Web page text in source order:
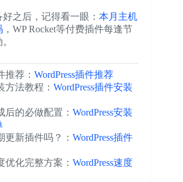
之后，记得看一眼： 本月主机
，WP Rocket等付费插件每逢节
推荐： WordPress插件推荐
方法教程： WordPress插件安装
后的必做配置： WordPress安装
更新插件吗？： WordPress插件
优化完整方案： WordPress速度